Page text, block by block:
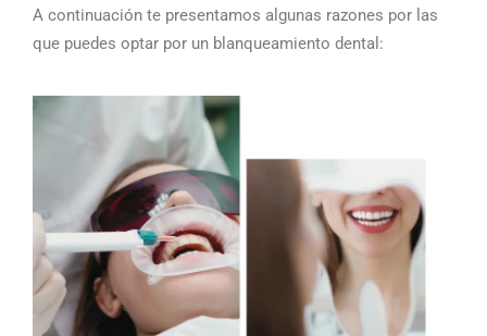
A continuación te presentamos algunas razones por las
que puedes optar por un blanqueamiento dental: